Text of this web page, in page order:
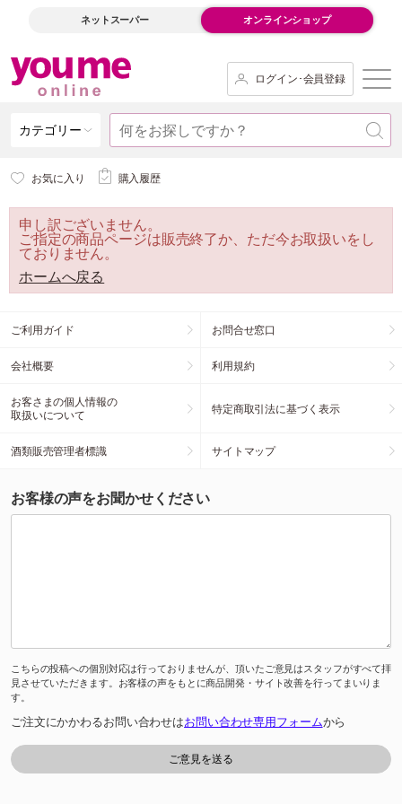
ネットスーパー オンラインショップ
ログイン･会員登録
カテゴリー
お気に入り 購入履歴
申し訳ございません。
ご指定の商品ページは販売終了か、ただ今お取扱いをし
ておりません。
ホームへ戻る
ご利用ガイド お問合せ窓口
会社概要 利用規約
お客さまの個人情報の
取扱いについて
特定商取引法に基づく表示
酒類販売管理者標識 サイトマップ
お客様の声をお聞かせください
こちらの投稿への個別対応は行っておりませんが、頂いたご意見はスタッフがすべて拝
見させていただきます。お客様の声をもとに商品開発・サイト改善を行ってまいりま
す。
ご注文にかかわるお問い合わせはお問い合わせ専用フォームから